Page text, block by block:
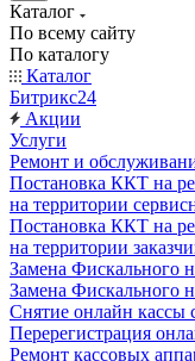
Каталог
По всему сайту
По каталогу
Каталог
Битрикс24
Акции
Услуги
Ремонт и
Постановка ККТ на
на территории
Постановка ККТ на
на территории
Замена Фискального
Замена Фискального
Снятие онлайн
Перерегистрация
Ремонт кассовых